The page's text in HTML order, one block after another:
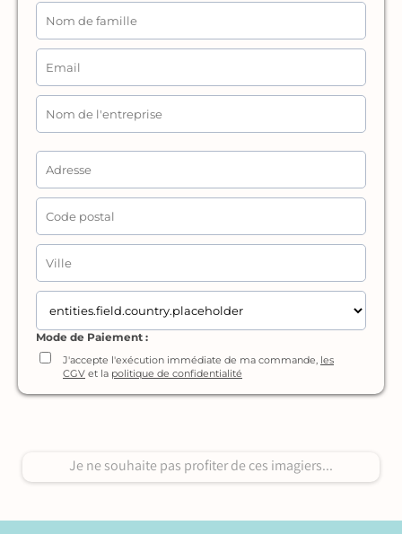
Mode de Paiement :
J'accepte l'exécution immédiate de ma commande, les
CGV et la politique de confidentialité
Je ne souhaite pas profiter de ces imagiers...